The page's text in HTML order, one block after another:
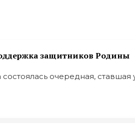
защитников Родины
очередная, ставшая